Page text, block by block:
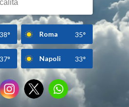
38° Roma 35°
37° Napoli 33°